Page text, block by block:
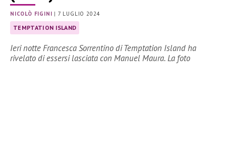
NICOLÒ FIGINI | 7 LUGLIO 2024
TEMPTATION ISLAND
Ieri notte Francesca Sorrentino di Temptation Island ha
rivelato di essersi lasciata con Manuel Maura. La foto